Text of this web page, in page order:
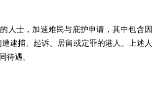
士，加速难民与庇护申请，其中包含因
逮捕、起诉、居留或定罪的港人。上述人
待遇。